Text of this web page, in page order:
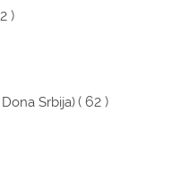
)
Srbija)( 62 )